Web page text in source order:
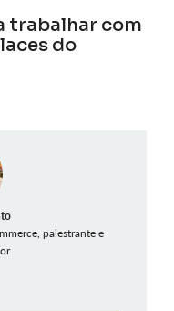
trabalhar com
do
palestrante e